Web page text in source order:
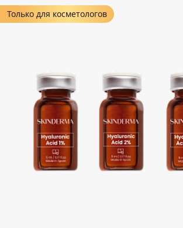
Только для косметологов